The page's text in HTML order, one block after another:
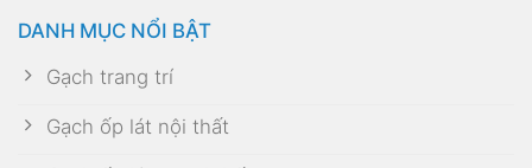
DANH MỤC NỔI BẬT
Gạch trang trí
Gạch ốp lát nội thất